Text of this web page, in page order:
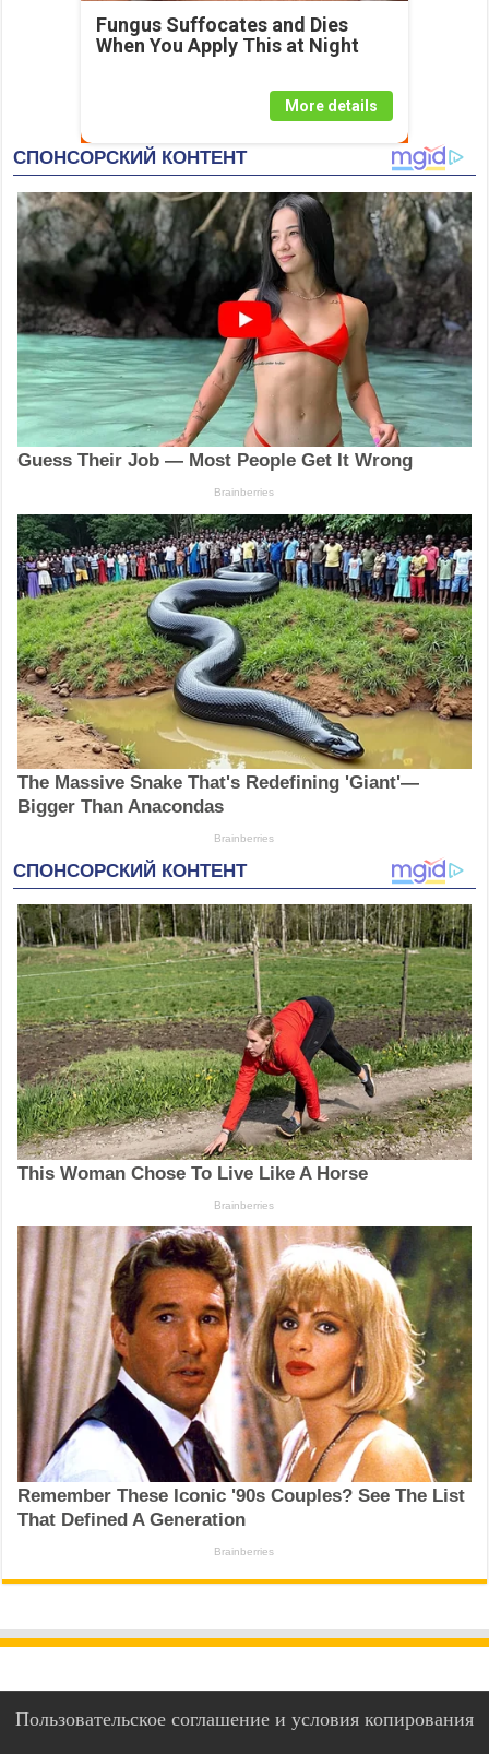
Fungus Suffocates and Dies
When You Apply This at Night
More details
Пользовательское соглашение и условия копирования